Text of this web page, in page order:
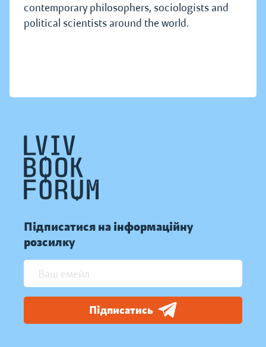
contemporary philosophers, sociologists and
political scientists around the world.
Підписатися на інформаційну
розсилку
Підписатись